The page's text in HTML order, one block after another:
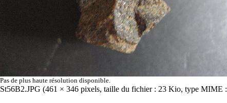
Pas de plus haute résolution disponible.
St56B2.JPG (461 × 346 pixels, taille du fichier : 23 Kio, type MIME :